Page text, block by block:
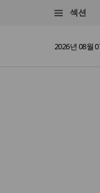
섹션
2026년 08월